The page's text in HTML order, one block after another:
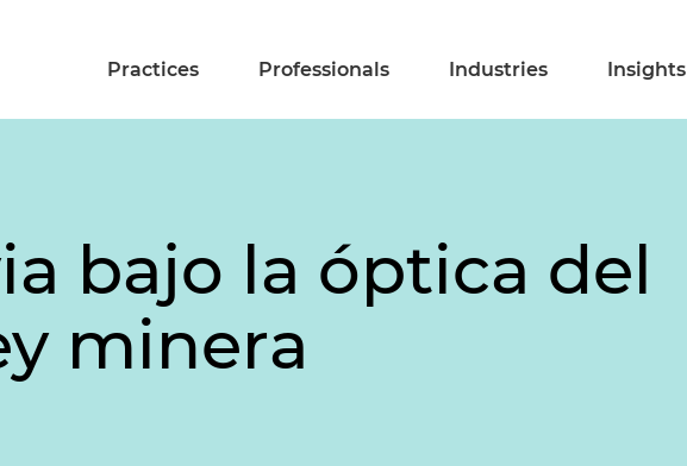
Practices Professionals Industries Insights
bajo la óptica del
minera